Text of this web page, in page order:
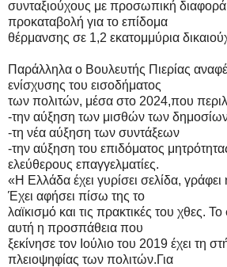
συνταξιούχους με προσωπική
προκαταβολή για το επίδομα
θέρμανσης σε 1,2 εκατομμύρια
Παράλληλα ο Βουλευτής Πιερίας
ενίσχυσης του εισοδήματος
των πολιτών, μέσα στο 2024,που
-την αύξηση των μισθών των
-τη νέα αύξηση των συντάξεων
-την αύξηση του επιδόματος
ελεύθερους επαγγελματίες.
«Η Ελλάδα έχει γυρίσει σελίδα, γράφει
Έχει αφήσει πίσω της το
λαϊκισμό και τις πρακτικές του χθες. Το
αυτή η προσπάθεια που
ξεκίνησε τον Ιούλιο του 2019 έχει τη
πλειοψηφίας των πολιτών.Για